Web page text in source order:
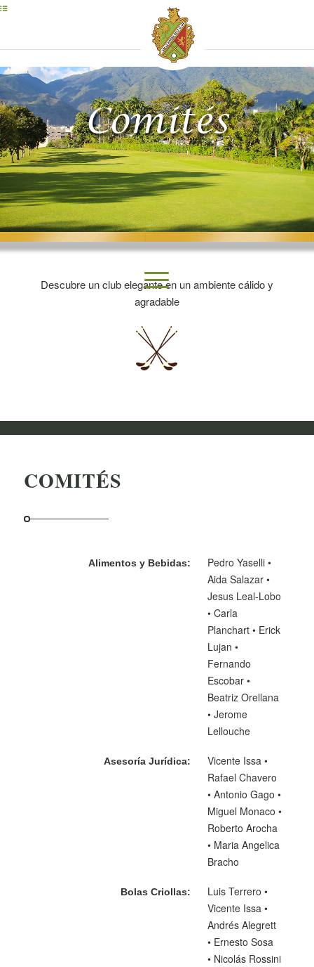
Comités
Descubre un club elegante en un ambiente cálido y
agradable
COMITÉS
Alimentos y Bebidas:
Pedro Yaselli •
Aida Salazar •
Jesus Leal-Lobo
• Carla
Planchart • Erick
Lujan •
Fernando
Escobar •
Beatriz Orellana
• Jerome
Lellouche
Asesoría Jurídica:
Vicente Issa •
Rafael Chavero
• Antonio Gago •
Miguel Monaco •
Roberto Arocha
• Maria Angelica
Bracho
Bolas Criollas:
Luis Terrero •
Vicente Issa •
Andrés Alegrett
• Ernesto Sosa
• Nicolás Rossini